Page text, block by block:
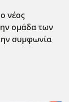
νέος
ομάδα των
συμφωνία